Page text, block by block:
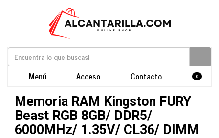
Menú Acceso Contacto 0
Memoria RAM Kingston FURY
Beast RGB 8GB/ DDR5/
6000MHz/ 1.35V/ CL36/ DIMM